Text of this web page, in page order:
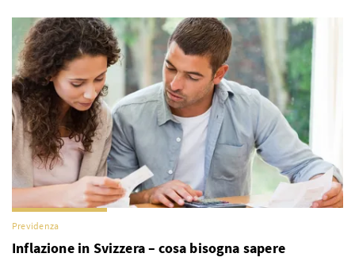
Previdenza
Inflazione in Svizzera – cosa bisogna sapere